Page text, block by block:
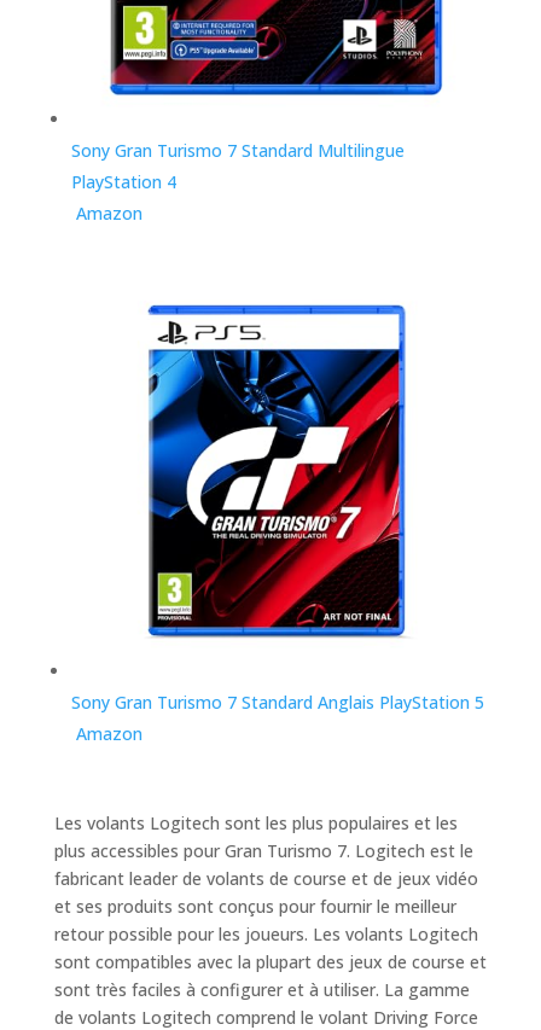
Sony Gran Turismo 7 Standard Multilingue
PlayStation 4
Sony Gran Turismo 7 Standard Anglais PlayStation 5
Les volants Logitech sont les plus populaires et les
plus accessibles pour Gran Turismo 7. Logitech est le
fabricant leader de volants de course et de jeux vidéo
et ses produits sont conçus pour fournir le meilleur
retour possible pour les joueurs. Les volants Logitech
sont compatibles avec la plupart des jeux de course et
sont très faciles à configurer et à utiliser. La gamme
de volants Logitech comprend le volant Driving Force